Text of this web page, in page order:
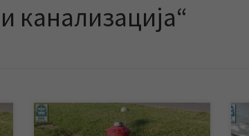
канализација“
До краја ове недеље и целе